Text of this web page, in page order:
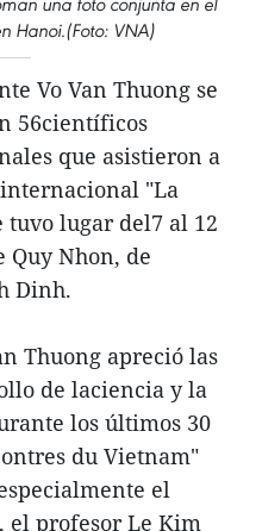
Hanoi.(Foto: VNA)
Vo Van Thuong se
56científicos
que asistieron a
"La
lugar del7 al 12
Quy Nhon, de
Dinh.
Thuong apreció las
de laciencia y la
los últimos 30
du Vietnam"
el
el profesor Le Kim